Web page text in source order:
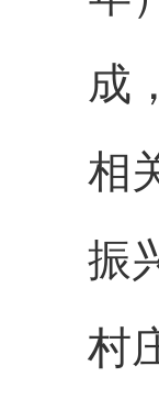
成
相
振
村